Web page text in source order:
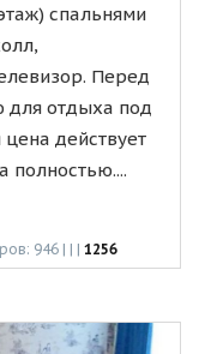
спальнями
Перед
отдыха под
действует
полностью....
946 | | | 1256